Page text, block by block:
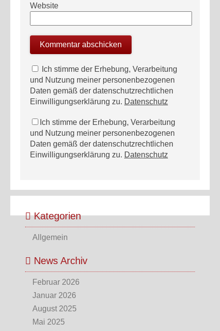
Website
Ich stimme der Erhebung, Verarbeitung
und Nutzung meiner personenbezogenen
Daten gemäß der datenschutzrechtlichen
Einwilligungserklärung zu. Datenschutz
Ich stimme der Erhebung, Verarbeitung
und Nutzung meiner personenbezogenen
Daten gemäß der datenschutzrechtlichen
Einwilligungserklärung zu. Datenschutz
Kategorien
Allgemein
News Archiv
Februar 2026
Januar 2026
August 2025
Mai 2025